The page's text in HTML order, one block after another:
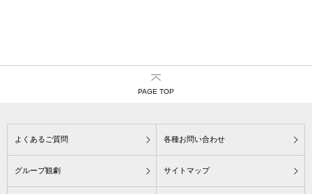
PAGE TOP
よくあるご質問 各種お問い合わせ
グループ観劇 サイトマップ